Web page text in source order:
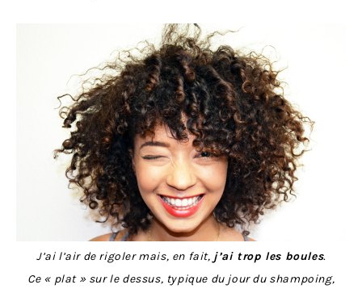
J’ai l’air de rigoler mais, en fait, j’ai trop les boules.
Ce « plat » sur le dessus, typique du jour du shampoing,